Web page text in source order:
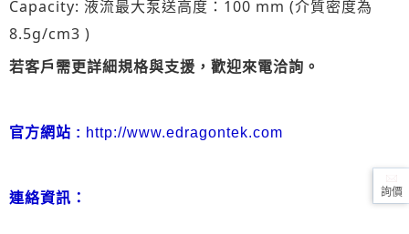
Capacity: 液流最大泵送高度：100 mm (介質密度為
8.5g/cm3 )
若客戶需更詳細規格與支援，歡迎來電洽詢。
官方網站 : http://www.edragontek.com
連絡資訊： 詢價